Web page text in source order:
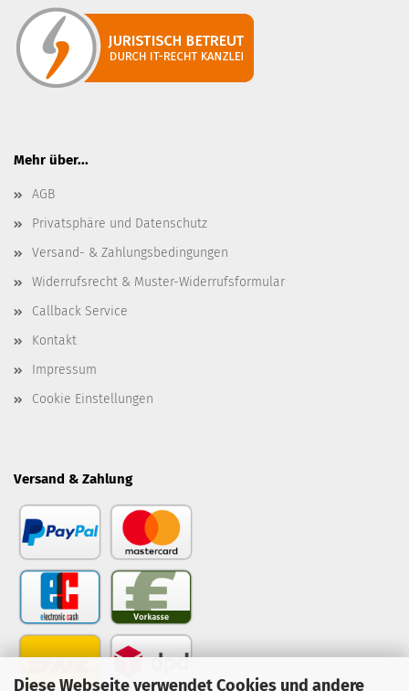
Diese Webseite verwendet Cookies und andere
Mehr über...
AGB
Privatsphäre und Datenschutz
Versand- & Zahlungsbedingungen
Widerrufsrecht & Muster-Widerrufsformular
Callback Service
Kontakt
Impressum
Cookie Einstellungen
Versand & Zahlung